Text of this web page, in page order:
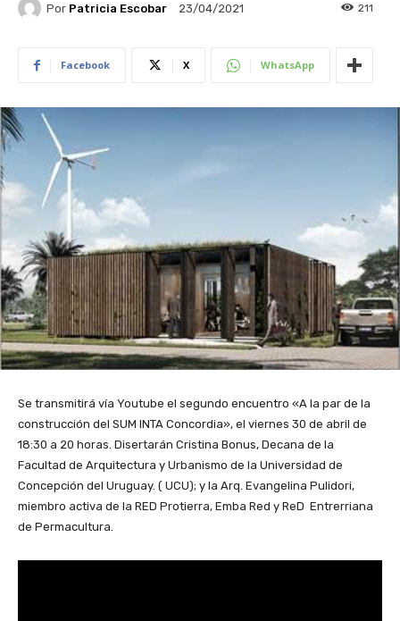
Por Patricia Escobar 23/04/2021 211
Facebook X WhatsApp
Se transmitirá vía Youtube el segundo encuentro «A la par de la
construcción del SUM INTA Concordia», el viernes 30 de abril de
18:30 a 20 horas. Disertarán Cristina Bonus, Decana de la
Facultad de Arquitectura y Urbanismo de la Universidad de
Concepción del Uruguay. ( UCU); y la Arq. Evangelina Pulidori,
miembro activa de la RED Protierra, Emba Red y ReD Entrerriana
de Permacultura.